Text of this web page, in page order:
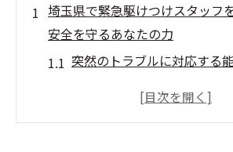
埼玉県で緊急駆けつけスタッフ
安全を守るあなたの力
突然のトラブルに対応する
地域の安心を守る重要な役割